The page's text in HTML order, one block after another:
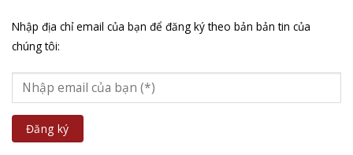
Nhập địa chỉ email của bạn để đăng ký theo bản bản tin của
chúng tôi: